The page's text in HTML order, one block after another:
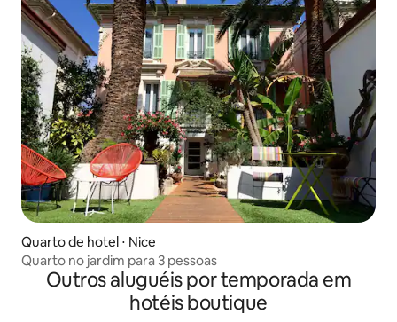
Quarto de hotel ⋅ Nice
Quarto no jardim para 3 pessoas
Outros aluguéis por temporada em
hotéis boutique